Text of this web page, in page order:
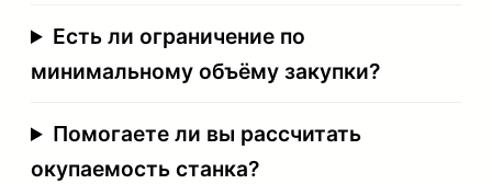
Есть ли ограничение по
минимальному объёму закупки?
Помогаете ли вы рассчитать
окупаемость станка?